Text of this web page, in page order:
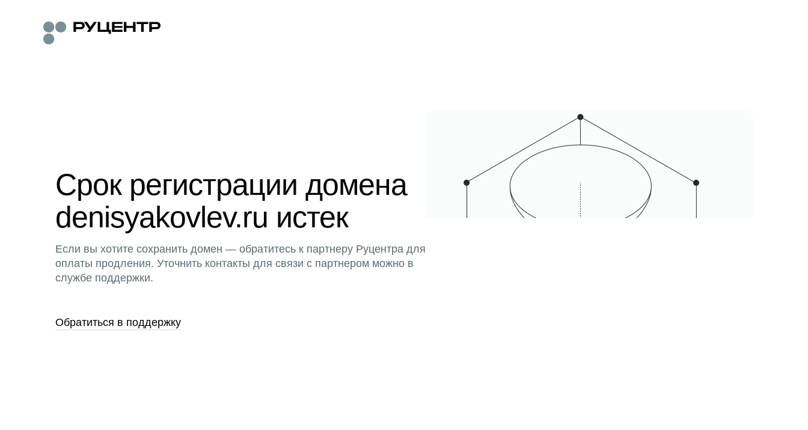
Срок регистрации домена
denisyakovlev.ru истек
Если вы хотите сохранить домен — обратитесь к партнеру Руцентра для
оплаты продления. Уточнить контакты для связи с партнером можно в
службе поддержки.
Обратиться в поддержку